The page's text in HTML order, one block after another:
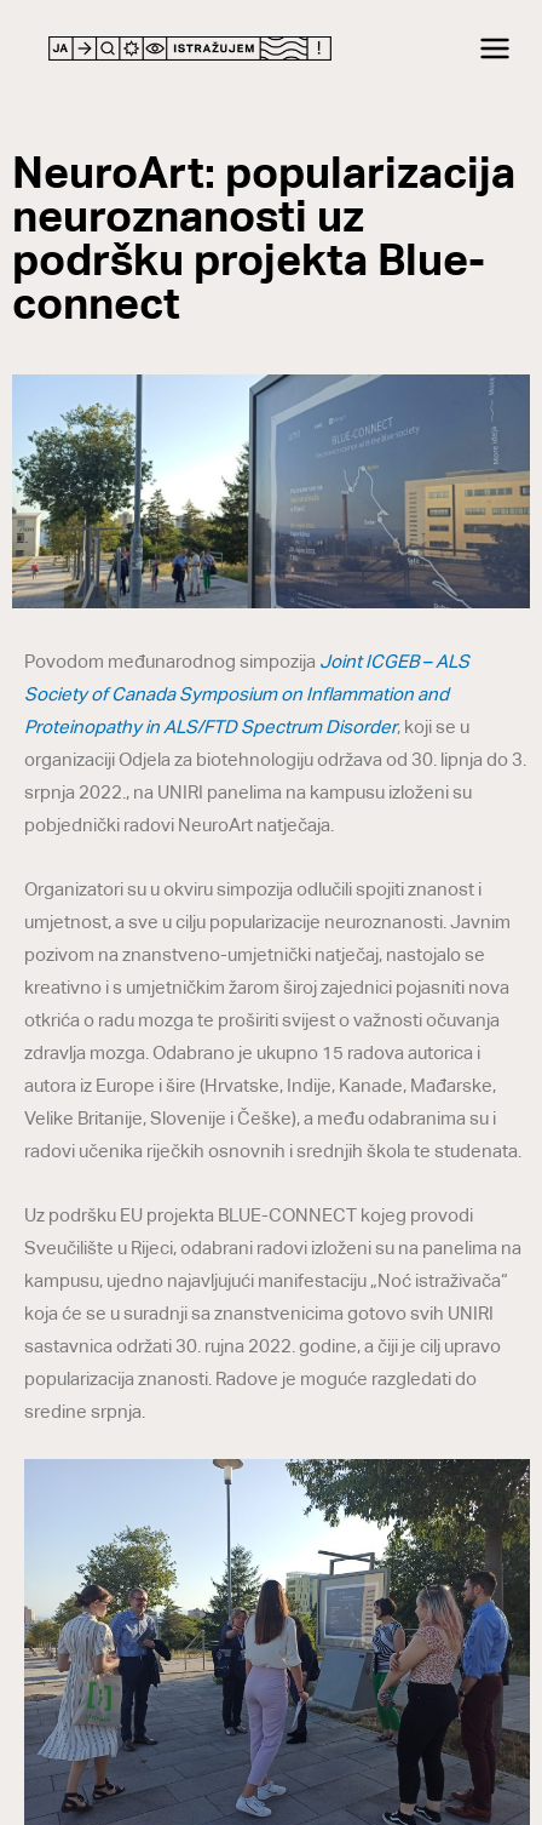
NeuroArt: popularizacija
neuroznanosti uz
podršku projekta Blue-
connect
Povodom međunarodnog simpozija Joint ICGEB – ALS
Society of Canada Symposium on Inflammation and
Proteinopathy in ALS/FTD Spectrum Disorder, koji se u
organizaciji Odjela za biotehnologiju održava od 30. lipnja do 3.
srpnja 2022., na UNIRI panelima na kampusu izloženi su
pobjednički radovi NeuroArt natječaja.
Organizatori su u okviru simpozija odlučili spojiti znanost i
umjetnost, a sve u cilju popularizacije neuroznanosti. Javnim
pozivom na znanstveno-umjetnički natječaj, nastojalo se
kreativno i s umjetničkim žarom široj zajednici pojasniti nova
otkrića o radu mozga te proširiti svijest o važnosti očuvanja
zdravlja mozga. Odabrano je ukupno 15 radova autorica i
autora iz Europe i šire (Hrvatske, Indije, Kanade, Mađarske,
Velike Britanije, Slovenije i Češke), a među odabranima su i
radovi učenika riječkih osnovnih i srednjih škola te studenata.
Uz podršku EU projekta BLUE-CONNECT kojeg provodi
Sveučilište u Rijeci, odabrani radovi izloženi su na panelima na
kampusu, ujedno najavljujući manifestaciju „Noć istraživača“
koja će se u suradnji sa znanstvenicima gotovo svih UNIRI
sastavnica održati 30. rujna 2022. godine, a čiji je cilj upravo
popularizacija znanosti. Radove je moguće razgledati do
sredine srpnja.